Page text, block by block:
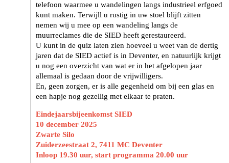
telefoon waarmee u wandelingen langs industrieel erfgoed
kunt maken. Terwijll u rustig in uw stoel blijft zitten
nemen wij u mee op een wandeling langs de
muurreclames die de SIED heeft gerestaureerd.
U kunt in de quiz laten zien hoeveel u weet van de dertig
jaren dat de SIED actief is in Deventer, en natuurlijk krijgt
u nog een overzicht van wat er in het afgelopen jaar
allemaal is gedaan door de vrijwilligers.
En, geen zorgen, er is alle gegenheid om bij een glas en
een hapje nog gezellig met elkaar te praten.
Eindejaarsbijeenkomst SIED
10 december 2025
Zwarte Silo
Zuiderzeestraat 2, 7411 MC Deventer
Inloop 19.30 uur, start programma 20.00 uur